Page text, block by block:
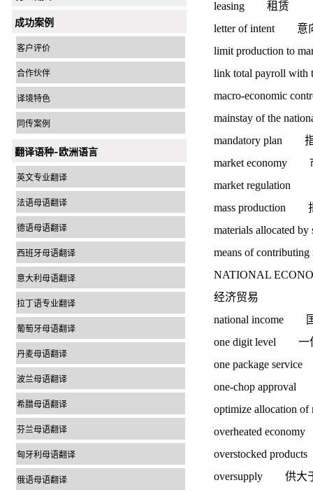
成功案例
客户评价
合作伙伴
译境特色
同传案例
翻译语种-欧洲语言
英文专业翻译
法语母语翻译
德语母语翻译
西班牙母语翻译
意大利母语翻译
拉丁语专业翻译
葡萄牙母语翻译
丹麦母语翻译
波兰母语翻译
希腊母语翻译
芬兰母语翻译
匈牙利母语翻译
俄语母语翻译
leasing 租赁
letter of intent 意
limit production to
link total payroll
macro-economic
mainstay of the
mandatory plan
market economy
market regulation
mass production
materials allocated
means of
NATIONAL
经济贸易
national income
one digit level 一
one package
one-chop
optimize allocation
overheated
overstocked
oversupply 供大